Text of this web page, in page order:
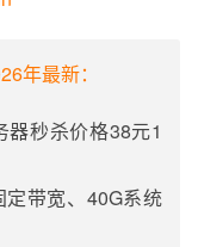
年最新：
秒杀价格38元1
带宽、40G系统